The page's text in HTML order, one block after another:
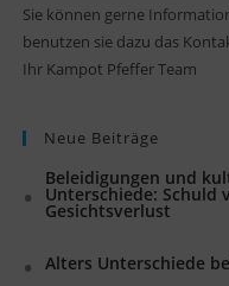
Sie können gerne
benutzen sie dazu das
Ihr Kampot Pfeffer Team
Neue Beiträge
Beleidigungen und
Unterschiede: Schuld
Gesichtsverlust
Alters Unterschiede